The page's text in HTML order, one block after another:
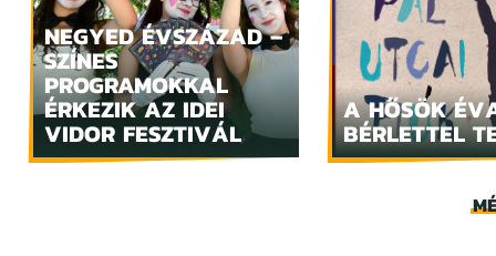
NEGYED ÉVSZÁZAD –
SZÍNES
PROGRAMOKKAL
ÉRKEZIK AZ IDEI
VIDOR FESZTIVÁL
A HŐSÖK
BÉRLETTEL